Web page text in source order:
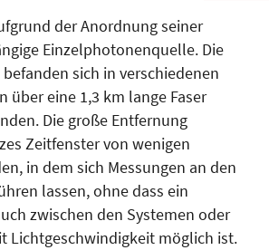
der Anord­nung seiner
Einzelphotonenquelle. Die
sich in verschiedenen
über eine 1,3 km lange Faser
Die große Ent­fernung
Zeit­fenster von wenigen
in dem sich Messungen an den
lassen, ohne dass ein
zwischen den Systemen oder
Lichtgeschwindigkeit möglich ist.